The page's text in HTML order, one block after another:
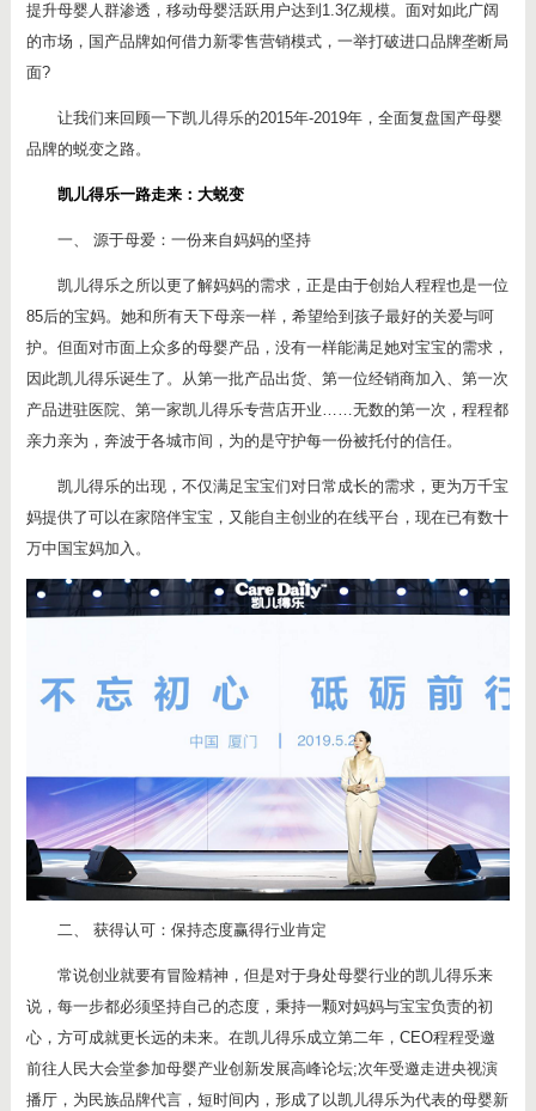
提升母婴人群渗透，移动母婴活跃用户达到1.3亿规模。面对如此广阔
的市场，国产品牌如何借力新零售营销模式，一举打破进口品牌垄断局
面?
让我们来回顾一下凯儿得乐的2015年-2019年，全面复盘国产母婴
品牌的蜕变之路。
凯儿得乐一路走来：大蜕变
一、 源于母爱：一份来自妈妈的坚持
凯儿得乐之所以更了解妈妈的需求，正是由于创始人程程也是一位
85后的宝妈。她和所有天下母亲一样，希望给到孩子最好的关爱与呵
护。但面对市面上众多的母婴产品，没有一样能满足她对宝宝的需求，
因此凯儿得乐诞生了。从第一批产品出货、第一位经销商加入、第一次
产品进驻医院、第一家凯儿得乐专营店开业……无数的第一次，程程都
亲力亲为，奔波于各城市间，为的是守护每一份被托付的信任。
凯儿得乐的出现，不仅满足宝宝们对日常成长的需求，更为万千宝
妈提供了可以在家陪伴宝宝，又能自主创业的在线平台，现在已有数十
万中国宝妈加入。
二、 获得认可：保持态度赢得行业肯定
常说创业就要有冒险精神，但是对于身处母婴行业的凯儿得乐来
说，每一步都必须坚持自己的态度，秉持一颗对妈妈与宝宝负责的初
心，方可成就更长远的未来。在凯儿得乐成立第二年，CEO程程受邀
前往人民大会堂参加母婴产业创新发展高峰论坛;次年受邀走进央视演
播厅，为民族品牌代言，短时间内，形成了以凯儿得乐为代表的母婴新